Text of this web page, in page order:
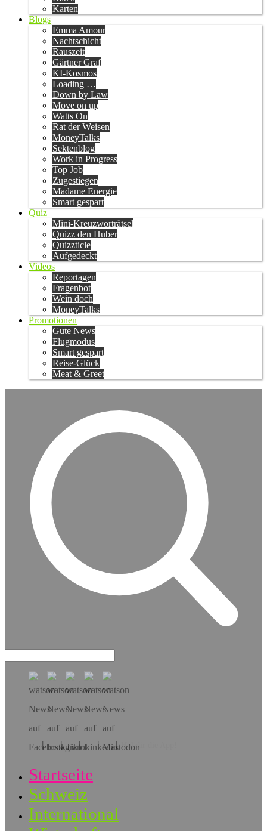
Karten
Blogs
Emma Amour
Nachtschicht
Rauszeit
Gärtner Graf
KI-Kosmos
Loading …
Down by Law
Move on up
Watts On
Rat der Weisen
MoneyTalks
Sektenblog
Work in Progress
Top Job
Zugestiegen
Madame Energie
Smart gespart
Quiz
Mini-Kreuzworträtsel
Quizz den Huber
Quizzticle
Aufgedeckt
Videos
Reportagen
Fragenbot
Wein doch
MoneyTalks
Promotionen
Gute News
Flugmodus
Smart gespart
Reise-Glück
Meat & Greet
Hol dir die App!
Startseite
Schweiz
International